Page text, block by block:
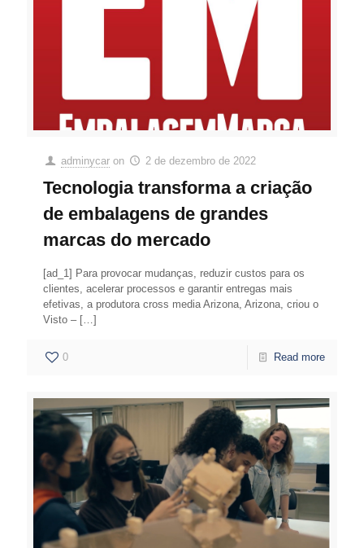
adminycar on 2 de dezembro de 2022
Tecnologia transforma a criação
de embalagens de grandes
marcas do mercado
[ad_1] Para provocar mudanças, reduzir custos para os
clientes, acelerar processos e garantir entregas mais
efetivas, a produtora cross media Arizona, Arizona, criou o
Visto –[…]
0 Read more